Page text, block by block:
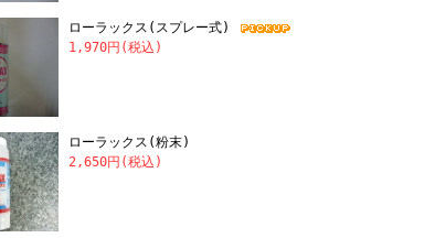
ローラックス(スプレー式)
1,970円(税込)
ローラックス(粉末)
2,650円(税込)